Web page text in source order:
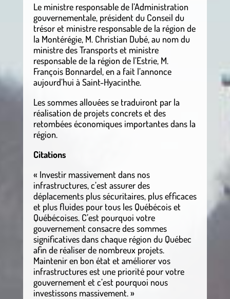
Le ministre responsable de l’Administration
gouvernementale, président du Conseil du
trésor et ministre responsable de la région de
la Montérégie, M. Christian Dubé, au nom du
ministre des Transports et ministre
responsable de la région de l’Estrie, M.
François Bonnardel, en a fait l’annonce
aujourd’hui à Saint-Hyacinthe.
Les sommes allouées se traduiront par la
réalisation de projets concrets et des
retombées économiques importantes dans la
région.
Citations
« Investir massivement dans nos
infrastructures, c’est assurer des
déplacements plus sécuritaires, plus efficaces
et plus fluides pour tous les Québécois et
Québécoises. C’est pourquoi votre
gouvernement consacre des sommes
significatives dans chaque région du Québec
afin de réaliser de nombreux projets.
Maintenir en bon état et améliorer vos
infrastructures est une priorité pour votre
gouvernement et c’est pourquoi nous
investissons massivement. »